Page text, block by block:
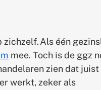
Als één
mee. Toch is de ggz
zien dat juist
werkt, zeker als